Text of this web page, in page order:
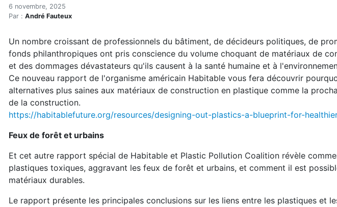
Accueil
Articles
Plan d'action pour concevoir des bâtiments sans plastiques
Plan d'action pour concevoir des
6 novembre, 2025
Par : André Fauteux
Un nombre croissant de professionnels du bâtiment, de décideurs politiques, de
fonds philanthropiques ont pris conscience du volume choquant de matériaux de
et des dommages dévastateurs qu'ils causent à la santé humaine et à
Ce nouveau rapport de l'organisme américain Habitable vous fera découvrir
alternatives plus saines aux matériaux de construction en plastique comme la
de la construction.
https://habitablefuture.org/resources/designing-out-plastics-a-blueprint-for-
Feux de forêt et urbains
Et cet autre rapport spécial de Habitable et Plastic Pollution Coalition révèle
plastiques toxiques, aggravant les feux de forêt et urbains, et comment il est
matériaux durables.
Le rapport présente les principales conclusions sur les liens entre les plastiques et